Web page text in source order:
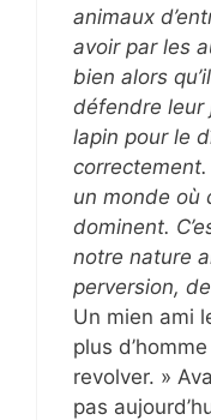
animaux
avoir par les
bien alors
défendre leur
lapin pour le
un monde où
dominent.
notre nature
perversion,
Un mien ami
plus
revolver. »
pas